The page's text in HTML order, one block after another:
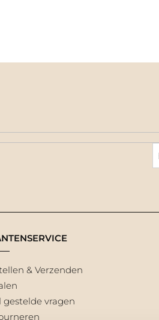
& Verzenden
gestelde vragen